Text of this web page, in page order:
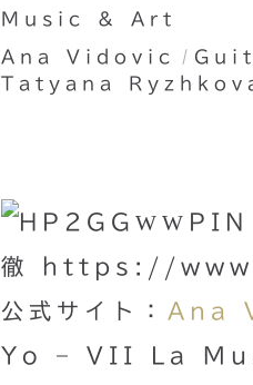
Music & Art
Ana Vidovic
Tatyana
徹 https://
公式サイト： Ana
Yo – VII La